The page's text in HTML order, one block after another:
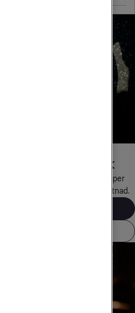
Max
Max ingår 1 GB surf per
här landet, helt utan extra kostnad.